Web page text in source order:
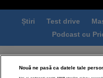
Știri Test drive
Podcast cu
Termeni si conditii
Politica de cookies
Nouă ne pasă ca datele tale